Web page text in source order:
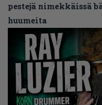
pestejä nimekkäissä
huumeita